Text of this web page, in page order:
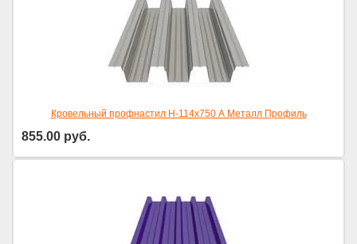
Кровельный профнастил Н-114х750 А Металл Профиль
855.00 руб.